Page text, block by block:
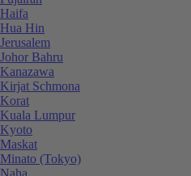
Haifa
Hua Hin
Jerusalem
Johor Bahru
Kanazawa
Kirjat Schmona
Korat
Kuala Lumpur
Kyoto
Maskat
Minato (Tokyo)
Naha